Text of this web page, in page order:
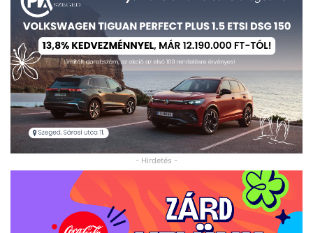
- Hirdetés -